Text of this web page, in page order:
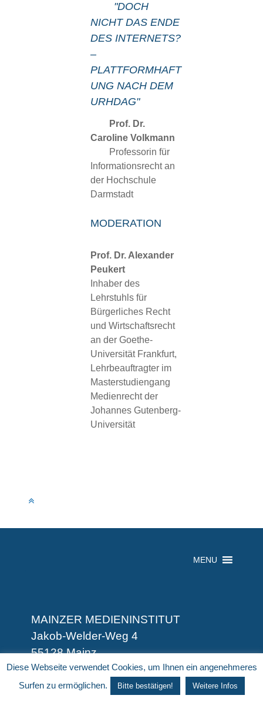
"DOCH
NICHT DAS ENDE
DES INTERNETS?
–
PLATTFORMHAFT
UNG NACH DEM
URHDAG"
Prof. Dr.
Caroline Volkmann
Professorin für
Informationsrecht an
der Hochschule
Darmstadt
MODERATION
Prof. Dr. Alexander
Peukert
Inhaber des
Lehrstuhls für
Bürgerliches Recht
und Wirtschaftsrecht
an der Goethe-
Universität Frankfurt,
Lehrbeauftragter im
Masterstudiengang
Medienrecht der
Johannes Gutenberg-
Universität
MENU
MAINZER MEDIENINSTITUT
Jakob-Welder-Weg 4
55128 Mainz
Tel.: +49 6131 39 37690
Fax: +49 6131 39 37695
Diese Webseite verwendet Cookies, um Ihnen ein angenehmeres
Surfen zu ermöglichen.
Bitte bestätigen! Weitere Infos